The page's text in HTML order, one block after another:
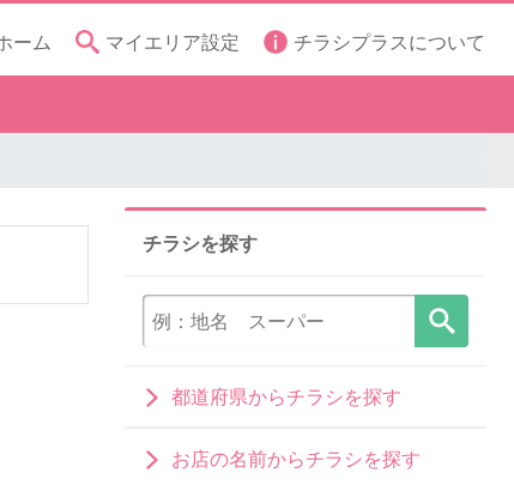
ーム マイエリア設定 チラシプラスについて
チラシを探す
都道府県からチラシを探す
お店の名前からチラシを探す